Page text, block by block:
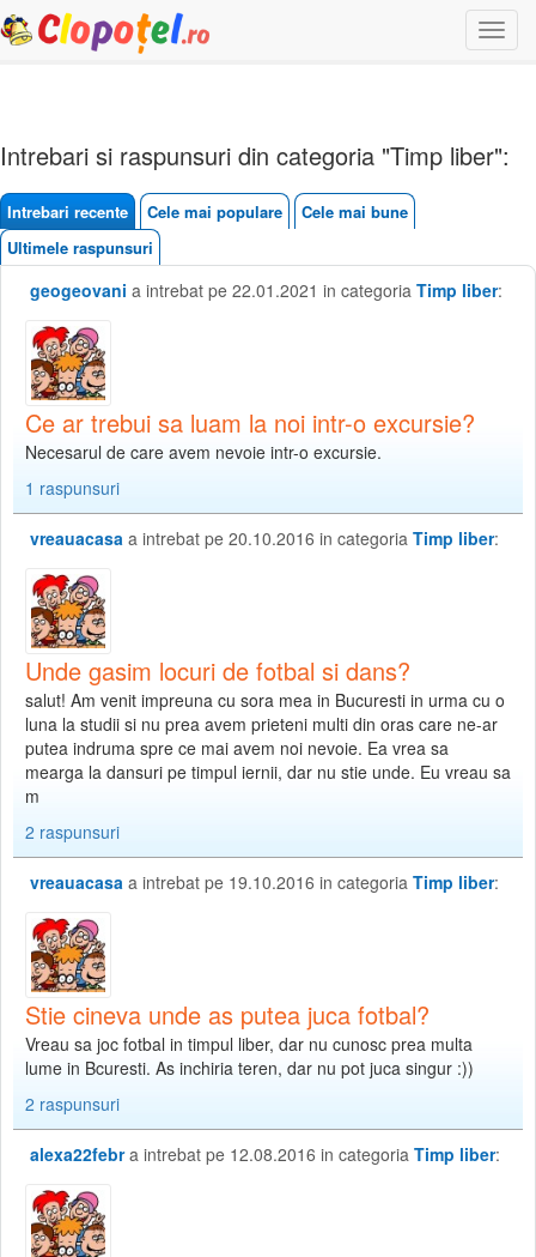
Intrebari si raspunsuri din categoria "Timp liber":
Intrebari recente Cele mai populare
Cele mai bune
Ultimele raspunsuri
geogeovani a intrebat pe 22.01.2021 in categoria Timp liber:
Ce ar trebui sa luam la noi intr-o excursie?
Necesarul de care avem nevoie intr-o excursie.
1 raspunsuri
vreauacasa a intrebat pe 20.10.2016 in categoria Timp liber:
Unde gasim locuri de fotbal si dans?
salut! Am venit impreuna cu sora mea in Bucuresti in urma cu o
luna la studii si nu prea avem prieteni multi din oras care ne-ar
putea indruma spre ce mai avem noi nevoie. Ea vrea sa
mearga la dansuri pe timpul iernii, dar nu stie unde. Eu vreau sa
m
2 raspunsuri
vreauacasa a intrebat pe 19.10.2016 in categoria Timp liber:
Stie cineva unde as putea juca fotbal?
Vreau sa joc fotbal in timpul liber, dar nu cunosc prea multa
lume in Bcuresti. As inchiria teren, dar nu pot juca singur :))
2 raspunsuri
alexa22febra intrebat pe 12.08.2016 in categoria Timp liber: